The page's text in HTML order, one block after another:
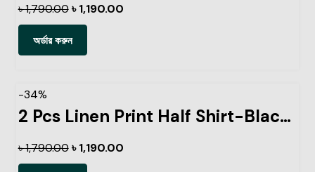
৳1,790.00 ৳1,190.00
অর্ডার করুন
-34%
2 Pcs Linen Print Half Shirt-Black+Petrol
৳1,790.00 ৳1,190.00